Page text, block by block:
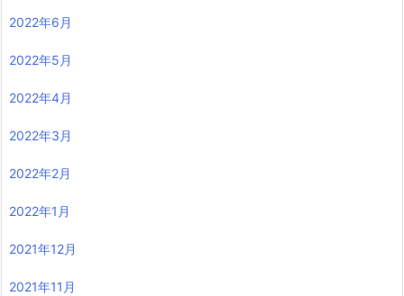
2022年6月
2022年5月
2022年4月
2022年3月
2022年2月
2022年1月
2021年12月
2021年11月